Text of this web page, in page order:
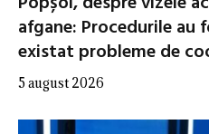
afgane: Procedurile au
existat probleme de
5 august 2026